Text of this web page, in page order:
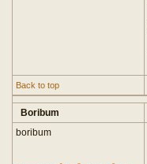
Back to top
Boribum
boribum